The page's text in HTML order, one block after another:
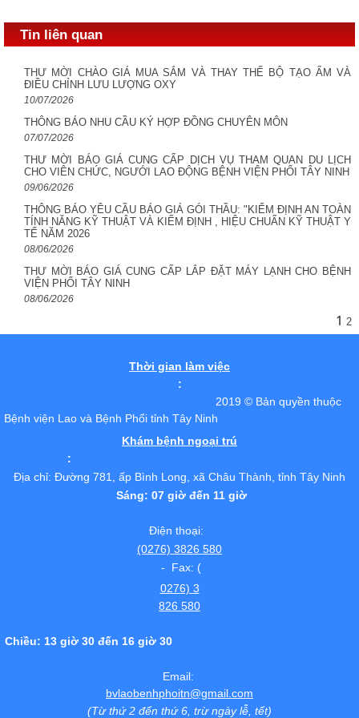
Tin liên quan
THƯ MỜI CHÀO GIÁ MUA SẮM VÀ THAY THẾ BỘ TẠO ẨM VÀ
ĐIỀU CHỈNH LƯU LƯỢNG OXY
10/07/2026
THÔNG BÁO NHU CẦU KÝ HỢP ĐỒNG CHUYÊN MÔN
07/07/2026
THƯ MỜI BÁO GIÁ CUNG CẤP DỊCH VỤ THAM QUAN DU LỊCH
CHO VIÊN CHỨC, NGƯỚI LAO ĐỘNG BỆNH VIỆN PHỔI TÂY NINH
09/06/2026
THÔNG BÁO YÊU CẦU BÁO GIÁ GÓI THẦU: "KIỂM ĐỊNH AN TOÀN
TÍNH NĂNG KỸ THUẬT VÀ KIỂM ĐỊNH , HIỆU CHUẨN KỸ THUẬT Y
TẾ NĂM 2026
08/06/2026
THƯ MỜI BÁO GIÁ CUNG CẤP LẮP ĐẶT MÁY LẠNH CHO BỆNH
VIỆN PHỔI TÂY NINH
08/06/2026
1 2
Thời gian làm việc
:
2019 © Bản quyền thuộc
Bệnh viện Lao và Bệnh Phổi tỉnh Tây Ninh
Khám bệnh ngoại trú
:
Địa chỉ: Đường 781, ấp Bình Long, xã Châu Thành, tỉnh Tây Ninh
Sáng: 07 giờ đến 11 giờ
Điện thoại:
(0276) 3826 580
- Fax: (
0276) 3
826 580
Chiều: 13 giờ 30 đến 16 giờ 30
Email:
bvlaobenhphoitn@gmail.com
(Từ thứ 2 đến thứ 6, trừ ngày lễ, tết)